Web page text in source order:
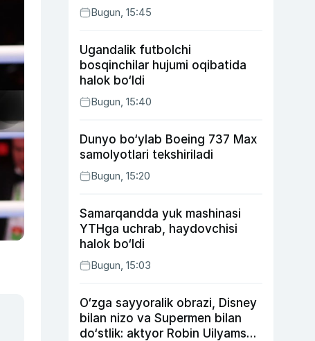
Bugun, 15:45
Ugandalik futbolchi
bosqinchilar hujumi oqibatida
halok bo‘ldi
Bugun, 15:40
Dunyo bo‘ylab Boeing 737 Max
samolyotlari tekshiriladi
Bugun, 15:20
Samarqandda yuk mashinasi
YTHga uchrab, haydovchisi
halok bo‘ldi
Bugun, 15:03
O‘zga sayyoralik obrazi, Disney
bilan nizo va Supermen bilan
do‘stlik: aktyor Robin Uilyams